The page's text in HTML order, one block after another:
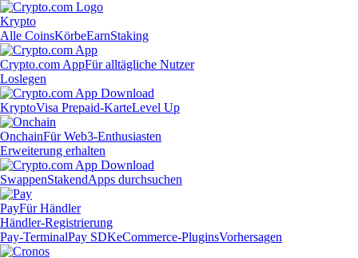
Krypto
Alle CoinsKörbeEarnStaking
Crypto.com AppFür alltägliche Nutzer
Loslegen
KryptoVisa Prepaid-KarteLevel Up
OnchainFür Web3-Enthusiasten
Erweiterung erhalten
SwappenStakendApps durchsuchen
PayFür Händler
Händler-Registrierung
Pay-TerminalPay SDKeCommerce-PluginsVorhersagen